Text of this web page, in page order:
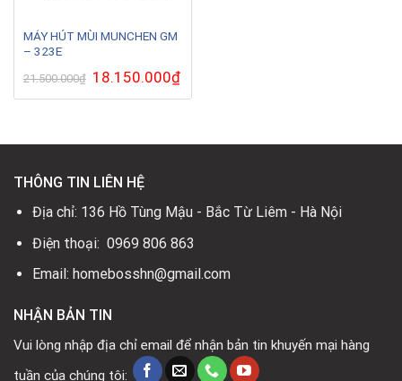
MÁY HÚT MÙI MUNCHEN GM
– 323E
21.500.000₫ Giá
gốc
là:
18.150.000₫Giá
hiện
tại
THÔNG TIN LIÊN HỆ
Địa chỉ: 136 Hồ Tùng Mậu - Bắc Từ Liêm - Hà Nội
Điện thoại: 0969 806 863
Email: homebosshn@gmail.com
NHẬN BẢN TIN
Vui lòng nhập địa chỉ email để nhận bản tin khuyến mại hàng
tuần của chúng tôi: